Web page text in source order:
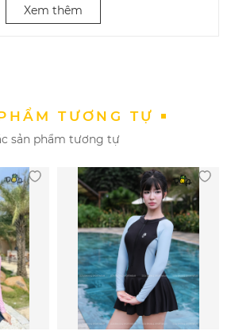
những bộ áo tắm, bikini sẽ là sự
giúp các cô nàng cảm thấy thoải
hơn trong quá trình vui chơi.
tuyệt đối của mình.
bikini
: Khi sử dụng các sản phẩm
trọng trong việc bảo quản. Bởi nếu
dễ bị hỏng.
giúp bảo quản bikini:
bikini bằng máy và sử dụng bột
bạn nên giặt đồ bơi bằng tay.
Xem thêm
TƯƠNG TỰ
sản phẩm tương tự